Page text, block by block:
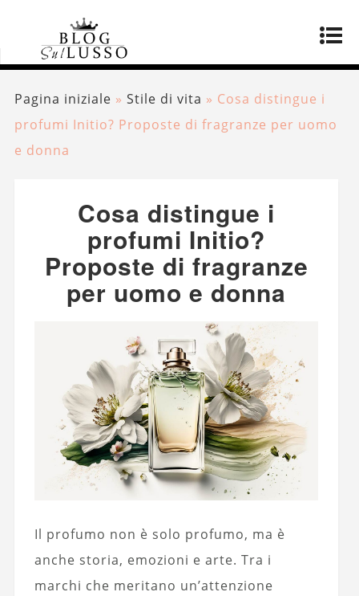
Pagina iniziale » Stile di vita » Cosa distingue i
profumi Initio? Proposte di fragranze per uomo
e donna
Cosa distingue i
profumi Initio?
Proposte di fragranze
per uomo e donna
Il profumo non è solo profumo, ma è
anche storia, emozioni e arte. Tra i
marchi che meritano un’attenzione